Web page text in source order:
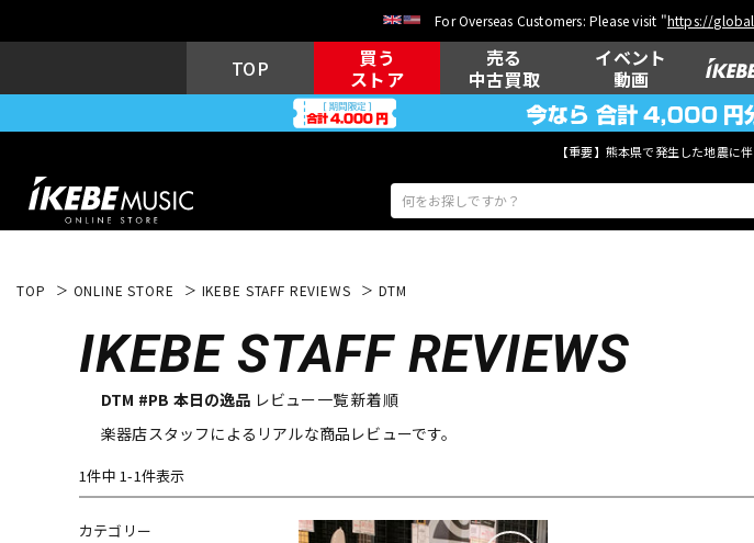
For Overseas Customers: Please visit "https://
TOP
買う
ストア
売る
中古買取
イベント
動画
【重要】熊本県で発生した地震に
アコギ/エレ
キーボード 電子ピアノ
DTM DTM オンラ
TOP ONLINE STORE IKEBE STAFF REVIEWS DTM
IKEBE STAFF REVIEWS
DTM #PB 本日の逸品 レビュー一覧 新着順
楽器店スタッフによるリアルな商品レビューです。
1件中 1-1件表示
カテゴリー